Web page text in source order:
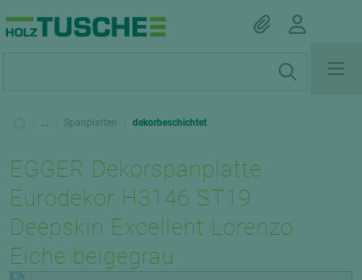
... Spanplatten dekorbeschichtet
EGGER Dekorspanplatte
Eurodekor H3146 ST19
Deepskin Excellent Lorenzo
Eiche beigegrau